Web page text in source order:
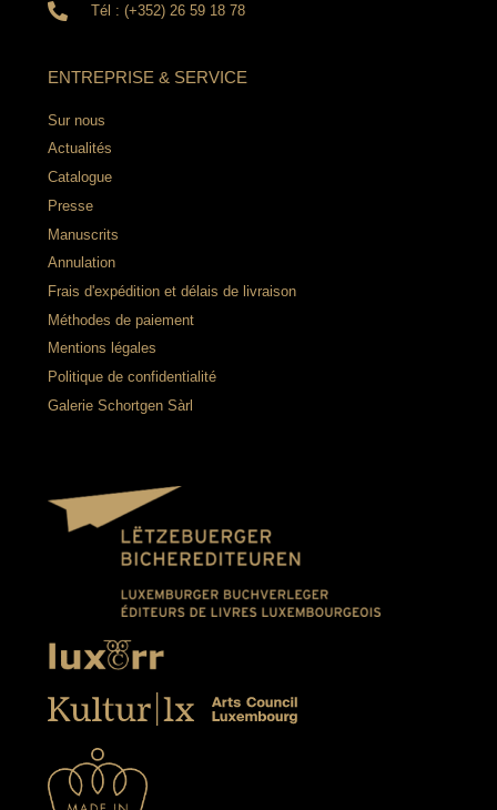
Tél : (+352) 26 59 18 78
ENTREPRISE & SERVICE
Sur nous
Actualités
Catalogue
Presse
Manuscrits
Annulation
Frais d'expédition et délais de livraison
Méthodes de paiement
Mentions légales
Politique de confidentialité
Galerie Schortgen Sàrl